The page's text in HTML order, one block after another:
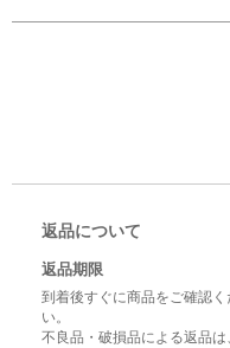
返品について
返品期限
到着後すぐに商品をご確認く
い。
不良品・破損品による返品は